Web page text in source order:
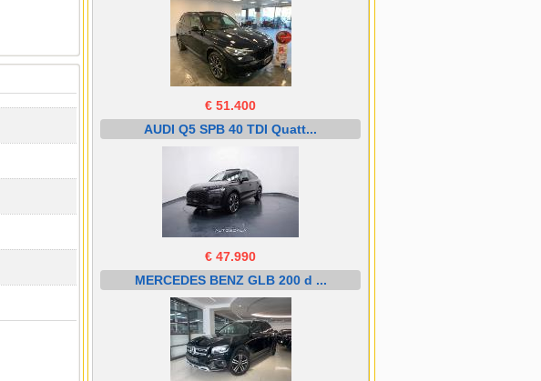
€ 51.400
AUDI Q5 SPB 40 TDI Quatt...
€ 47.990
MERCEDES BENZ GLB 200 d ...